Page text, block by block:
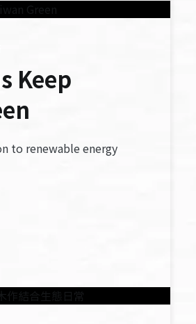
Keep
to renewable energy